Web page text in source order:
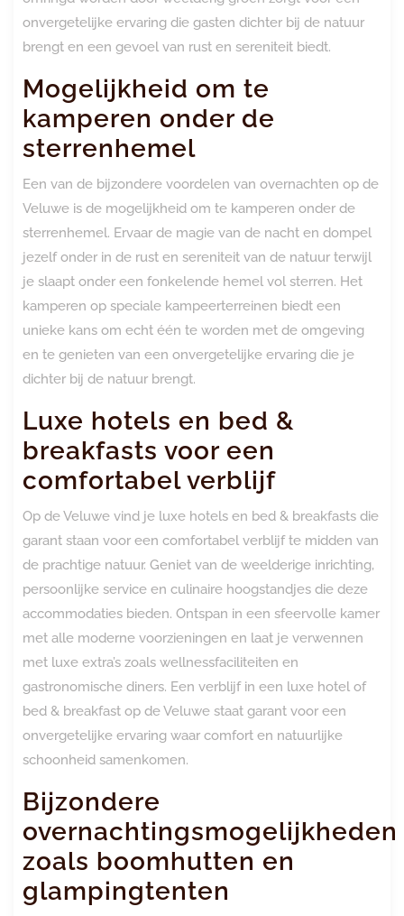
onvergetelijke ervaring die gasten dichter bij de natuur
brengt en een gevoel van rust en sereniteit biedt.
Mogelijkheid om te
kamperen onder de
sterrenhemel
Een van de bijzondere voordelen van overnachten op de
Veluwe is de mogelijkheid om te kamperen onder de
sterrenhemel. Ervaar de magie van de nacht en dompel
jezelf onder in de rust en sereniteit van de natuur terwijl
je slaapt onder een fonkelende hemel vol sterren. Het
kamperen op speciale kampeerterreinen biedt een
unieke kans om echt één te worden met de omgeving
en te genieten van een onvergetelijke ervaring die je
dichter bij de natuur brengt.
Luxe hotels en bed &
breakfasts voor een
comfortabel verblijf
Op de Veluwe vind je luxe hotels en bed & breakfasts die
garant staan voor een comfortabel verblijf te midden van
de prachtige natuur. Geniet van de weelderige inrichting,
persoonlijke service en culinaire hoogstandjes die deze
accommodaties bieden. Ontspan in een sfeervolle kamer
met alle moderne voorzieningen en laat je verwennen
met luxe extra’s zoals wellnessfaciliteiten en
gastronomische diners. Een verblijf in een luxe hotel of
bed & breakfast op de Veluwe staat garant voor een
onvergetelijke ervaring waar comfort en natuurlijke
schoonheid samenkomen.
Bijzondere
overnachtingsmogelijkheden
zoals boomhutten en
glampingtenten